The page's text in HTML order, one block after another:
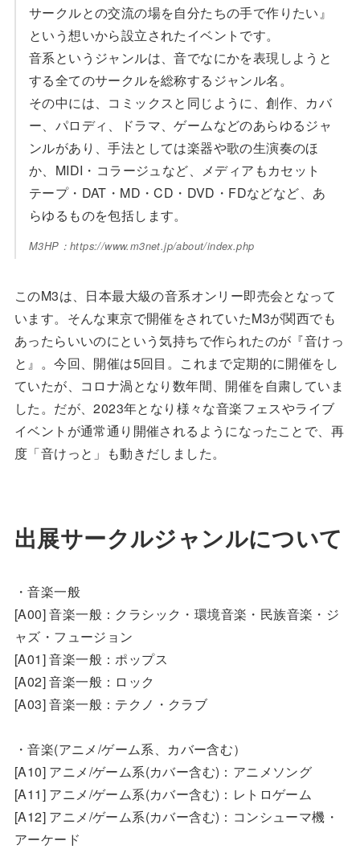
サークルとの交流の場を自分たちの手で作りたい』
という想いから設立されたイベントです。
音系というジャンルは、音でなにかを表現しようと
する全てのサークルを総称するジャンル名。
その中には、コミックスと同じように、創作、カバ
ー、パロディ、ドラマ、ゲームなどのあらゆるジャ
ンルがあり、手法としては楽器や歌の生演奏のほ
か、MIDI・コラージュなど、メディアもカセット
テープ・DAT・MD・CD・DVD・FDなどなど、あ
らゆるものを包括します。
M3HP：https://www.m3net.jp/about/index.php
このM3は、日本最大級の音系オンリー即売会となって
います。そんな東京で開催をされていたM3が関西でも
あったらいいのにという気持ちで作られたのが『音けっ
と』。今回、開催は5回目。これまで定期的に開催をし
ていたが、コロナ渦となり数年間、開催を自粛していま
した。だが、2023年となり様々な音楽フェスやライブ
イベントが通常通り開催されるようになったことで、再
度「音けっと」も動きだしました。
出展サークルジャンルについて
・音楽一般
[A00] 音楽一般：クラシック・環境音楽・民族音楽・ジ
ャズ・フュージョン
[A01] 音楽一般：ポップス
[A02] 音楽一般：ロック
[A03] 音楽一般：テクノ・クラブ
・音楽(アニメ/ゲーム系、カバー含む）
[A10] アニメ/ゲーム系(カバー含む)：アニメソング
[A11] アニメ/ゲーム系(カバー含む)：レトロゲーム
[A12] アニメ/ゲーム系(カバー含む)：コンシューマ機・
アーケード